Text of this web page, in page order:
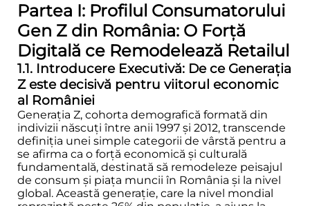
Partea I: Profilul Consumatorului
Gen Z din România: O Forță
Digitală ce Remodelează Retailul
1.1. Introducere Executivă: De ce Generația
Z este decisivă pentru viitorul economic
al României
Generația Z, cohorta demografică formată din
indivizii născuți între anii 1997 și 2012, transcende
definiția unei simple categorii de vârstă pentru a
se afirma ca o forță economică și culturală
fundamentală, destinată să remodeleze peisajul
de consum și piața muncii în România și la nivel
global. Această generație, care la nivel mondial